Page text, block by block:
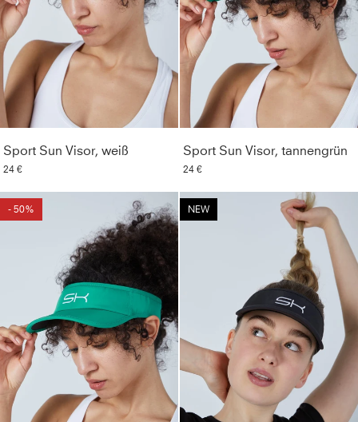
Sport Sun Visor, weiß
24 €
Sport Sun Visor, tannengrün
24 €
- 50% NEW